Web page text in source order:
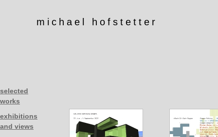
michael hofstetter
selected
works
exhibitions
and views